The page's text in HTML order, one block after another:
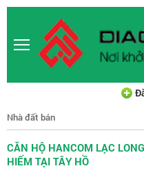
Nhà đất bán
CĂN HỘ HANCOM LẠC
HIẾM TẠI TÂY HỒ